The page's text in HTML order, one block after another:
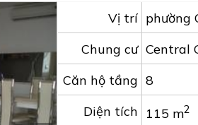
Vị trí phường
Chung cư Central
Căn hộ tầng 8
Diện tích
115 m2